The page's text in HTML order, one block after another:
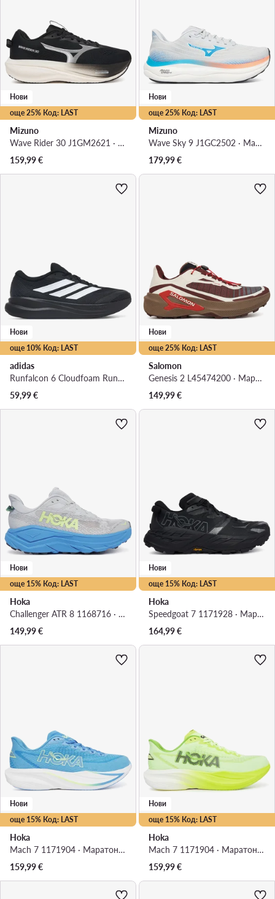
още 25% Код: LAST
Нови
Mizuno
Wave Rider 30 J1GM2621 · Маратонки за бягане
159,99€
още 25% Код: LAST
Нови
Mizuno
Wave Sky 9 J1GC2502 · Маратонки за бягане
179,99€
още 10% Код: LAST
Нови
adidas
Runfalcon 6 Cloudfoam Running Shoes IH9530 · Маратонки за бягане
59,99€
още 25% Код: LAST
Нови
Salomon
Genesis 2 L45474200 · Маратонки за бягане
149,99€
още 15% Код: LAST
Нови
Hoka
Challenger ATR 8 1168716 · Маратонки за бягане
149,99€
още 15% Код: LAST
Нови
Hoka
Speedgoat 7 1171928 · Маратонки за бягане
164,99€
още 15% Код: LAST
Нови
Hoka
Mach 7 1171904 · Маратонки за бягане
159,99€
още 15% Код: LAST
Нови
Hoka
Mach 7 1171904 · Маратонки за бягане
159,99€